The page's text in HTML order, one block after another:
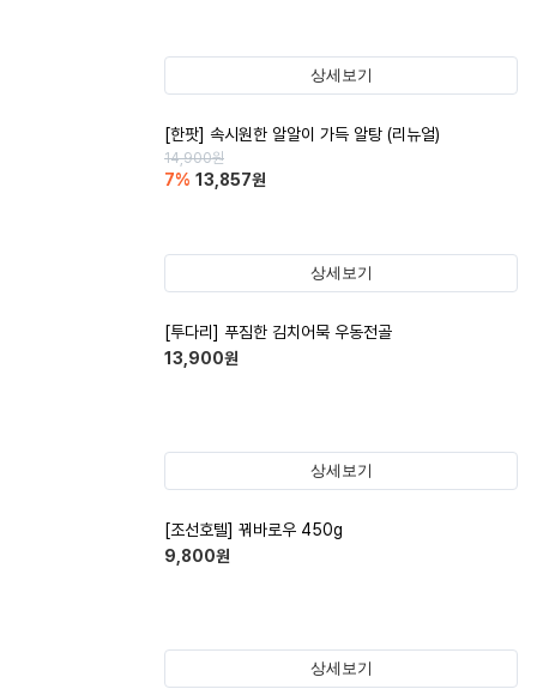
상세보기
[한팟] 속시원한 알알이 가득 알탕 (리뉴얼)
14,900원
7% 13,857원
상세보기
[투다리] 푸짐한 김치어묵 우동전골
13,900원
상세보기
[조선호텔] 꿔바로우 450g
9,800원
상세보기